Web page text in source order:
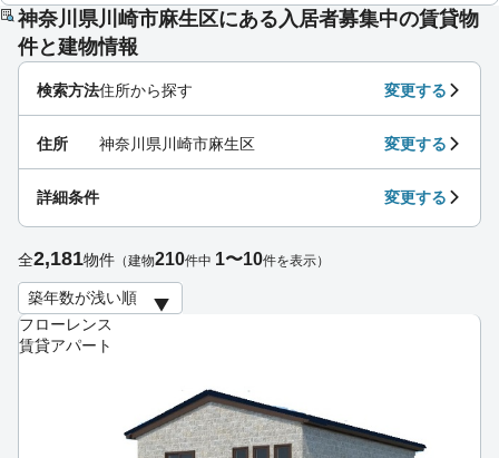
神奈川県川崎市麻生区にある入居者募集中の賃貸物
件と建物情報
フローレンス
賃貸アパート
検索方法住所から探す 変更する
住所 神奈川県川崎市麻生区 変更する
詳細条件 変更する
全2,181物件 （建物210件中 1〜10件を表示）